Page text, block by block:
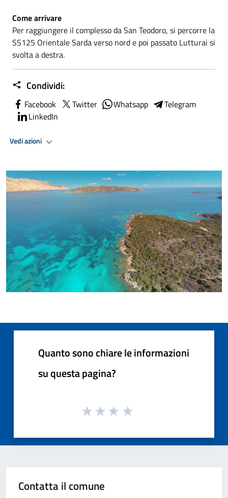
Come arrivare
Per raggiungere il complesso da San Teodoro, si percorre la
SS125 Orientale Sarda verso nord e poi passato Lutturai si
svolta a destra.
Condividi:
Facebook Twitter Whatsapp
Telegram
LinkedIn
Vedi azioni
Quanto sono chiare le informazioni
su questa pagina?
Contatta il comune